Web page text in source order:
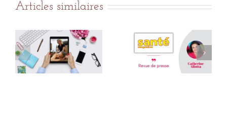
Articles similaires